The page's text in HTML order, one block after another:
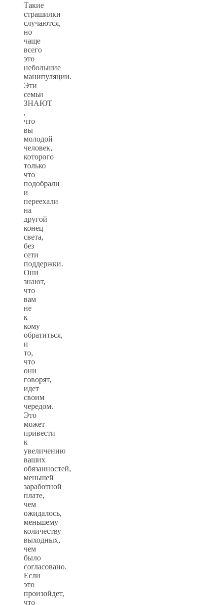
Такие
страшилки
случаются,
но
чаще
всего
это
небольшие
манипуляции.
Эти
семьи
ЗНАЮТ
,
что
вы
молодой
человек,
которого
только
что
подобрали
и
переехали
на
другой
конец
света,
без
сети
поддержки.
Они
знают,
что
вам
не
к
кому
обратиться,
и
то,
что
они
говорят,
идет
своим
чередом.
Это
может
привести
к
увеличению
ваших
обязанностей,
меньшей
заработной
плате,
чем
ожидалось,
меньшему
количеству
выходных,
чем
было
согласовано.
Если
это
произойдет,
что